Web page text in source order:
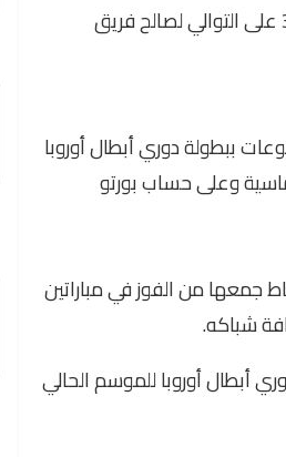
جاء هدف الشوط الأول عن طريق فيران توريس، وفيرمين لوبيز في الدقيقتين 28، و36 على التوالي لصالح فريق
ببطولة دوري أبطال أوروبا
وعلى حساب بورتو
برشلونة صدارة ترتيب المجموعة الثامنة في دوري أبطال أوروبا برصيد 6 نقاط جمعها من الفوز في مباراتين
أبطال أوروبا للموسم الحالي